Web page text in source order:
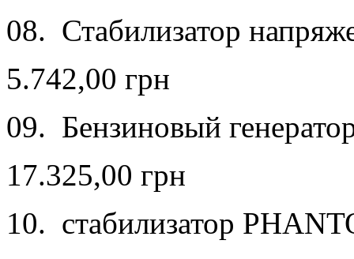
08. Стабилизатор
5.742,00 грн
09. Бензиновый
17.325,00 грн
10. cтабилизатор